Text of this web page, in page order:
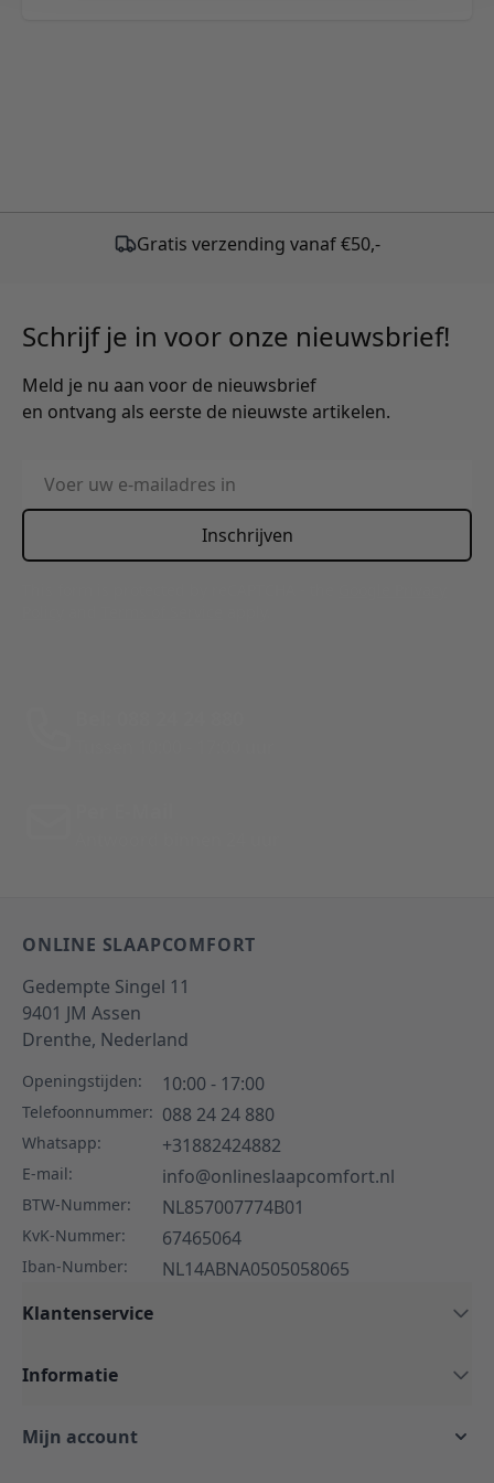
Gratis verzending vanaf €50,-
Schrijf je in voor onze nieuwsbrief!
Meld je nu aan voor de nieuwsbrief
en ontvang als eerste de nieuwste artikelen.
E-mailadres
Inschrijven
ONLINE SLAAPCOMFORT
Gedempte Singel 11
9401 JM Assen
Drenthe, Nederland
Openingstijden: 10:00 - 17:00
Telefoonnummer: 088 24 24 880
Whatsapp: +31882424882
E-mail: info@onlineslaapcomfort.nl
BTW-Nummer: NL857007774B01
KvK-Nummer: 67465064
Iban-Number:
NL14ABNA0505058065
Klantenservice
Informatie
Mijn account